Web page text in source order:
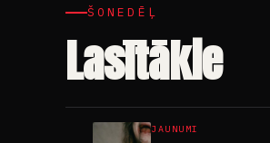
ŠONEDĒĻ
Lasītākie
JAUNUMI